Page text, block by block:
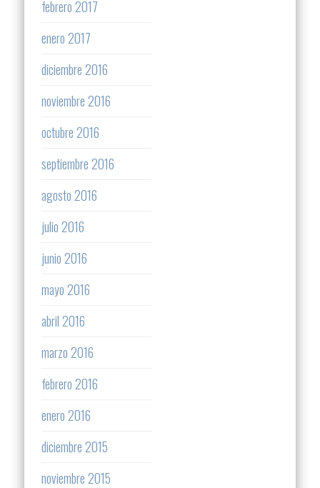
febrero 2017
enero 2017
diciembre 2016
noviembre 2016
octubre 2016
septiembre 2016
agosto 2016
julio 2016
junio 2016
mayo 2016
abril 2016
marzo 2016
febrero 2016
enero 2016
diciembre 2015
noviembre 2015